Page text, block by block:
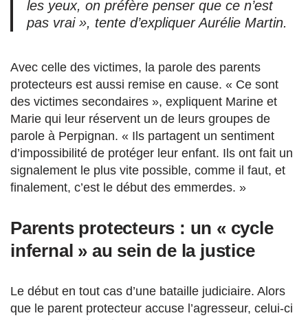
les yeux, on préfère penser que ce n’est
pas vrai », tente d’expliquer Aurélie Martin.
Avec celle des victimes, la parole des parents
protecteurs est aussi remise en cause. « Ce sont
des victimes secondaires », expliquent Marine et
Marie qui leur réservent un de leurs groupes de
parole à Perpignan. « Ils partagent un sentiment
d’impossibilité de protéger leur enfant. Ils ont fait un
signalement le plus vite possible, comme il faut, et
finalement, c’est le début des emmerdes. »
Parents protecteurs : un « cycle
infernal » au sein de la justice
Le début en tout cas d’une bataille judiciaire. Alors
que le parent protecteur accuse l’agresseur, celui-ci